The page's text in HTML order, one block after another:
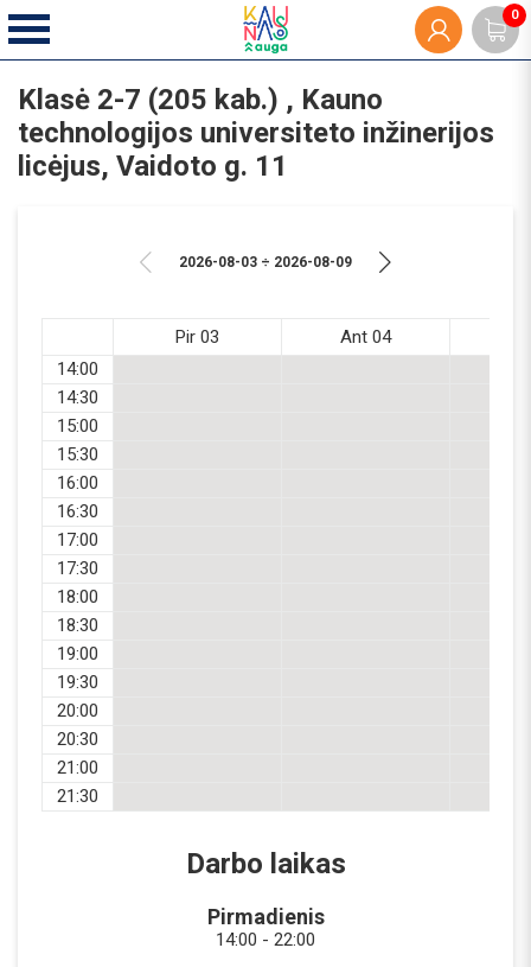
Klasė 2-7 (205 kab.) , Kauno
technologijos universiteto inžinerijos
licėjus, Vaidoto g. 11
2026-08-03 ÷ 2026-08-09
Pir 03 Ant 04
14:00
14:30
15:00
15:30
16:00
16:30
17:00
17:30
18:00
18:30
19:00
19:30
20:00
20:30
21:00
21:30
Darbo laikas
Pirmadienis
14:00 - 22:00
0